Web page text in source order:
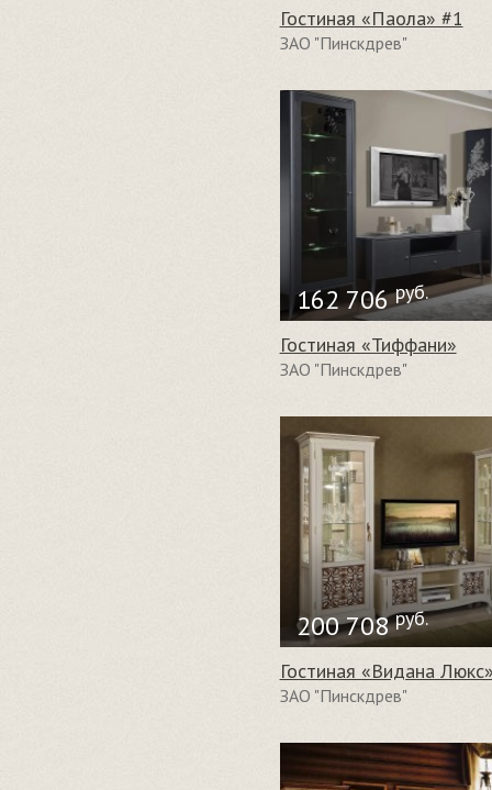
Гостиная «Паола» #1
ЗАО "Пинскдрев"
162 706 руб.
Гостиная «Тиффани»
ЗАО "Пинскдрев"
200 708 руб.
Гостиная «Видана
ЗАО "Пинскдрев"